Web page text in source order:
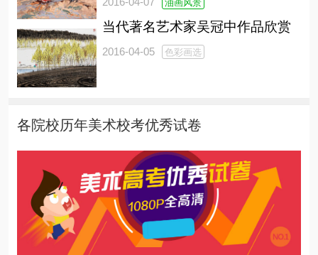
油画风景
当代著名艺术家吴冠中作品欣赏
2016-04-05 色彩画选
各院校历年美术校考优秀试卷